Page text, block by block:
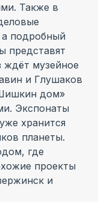
Также в
подробный
представят
ждёт музейное
и Глушаков
дом»
Экспонаты
хранится
планеты.
где
проекты
и